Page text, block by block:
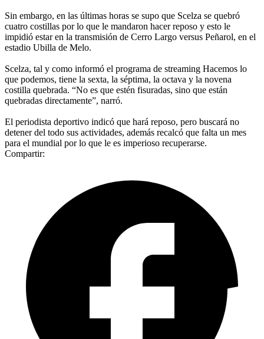
Sin embargo, en las últimas horas se supo que Scelza se quebró
cuatro costillas por lo que le mandaron hacer reposo y esto le
impidió estar en la transmisión de Cerro Largo versus Peñarol, en el
estadio Ubilla de Melo.
Scelza, tal y como informó el programa de streaming Hacemos lo
que podemos, tiene la sexta, la séptima, la octava y la novena
costilla quebrada. “No es que estén fisuradas, sino que están
quebradas directamente”, narró.
El periodista deportivo indicó que hará reposo, pero buscará no
detener del todo sus actividades, además recalcó que falta un mes
para el mundial por lo que le es imperioso recuperarse.
Compartir: